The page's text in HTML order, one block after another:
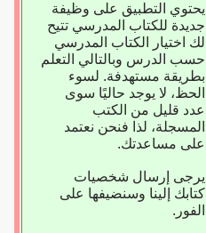
يحتوي التطبيق على وظيفة
جديدة للكتاب المدرسي تتيح
لك اختيار الكتاب المدرسي
حسب الدرس وبالتالي التعلم
بطريقة مستهدفة. لسوء
الحظ، لا يوجد حاليًا سوى
عدد قليل من الكتب
المسجلة، لذا فنحن نعتمد
على مساعدتك.
يرجى إرسال شخصيات
كتابك إلينا وسنضيفها على
الفور.